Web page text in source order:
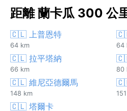
距離 蘭卡瓜 300 公
🇨🇱 上普恩特
64 km 64
🇨🇱 拉平塔納
66 km 80
🇨🇱 維尼亞德爾馬
148 km
🇨🇱 塔爾卡